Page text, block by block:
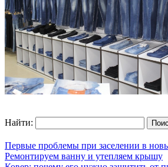
Найти:
Первые проблемы при заселении в
Ремонтируем ванну и утепляем крышу